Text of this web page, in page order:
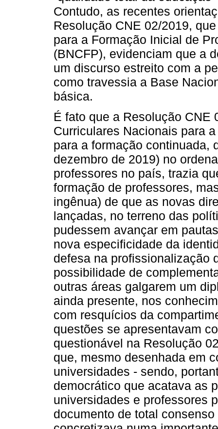
Contudo, as recentes
Resolução CNE 02/2019,
para a Formação Inicial de
(BNCFP), evidenciam que a
um discurso estreito com a
como travessia a Base
básica.
É fato que a Resolução CNE
Curriculares Nacionais para
para a formação continuada,
dezembro de 2019) no
professores no país, trazia
formação de professores,
ingênua) de que as novas
lançadas, no terreno das
pudessem avançar em
nova especificidade da
defesa na profissionalização
possibilidade de
outras áreas galgarem um
ainda presente, nos
com resquícios da
questões se apresentavam
questionável na Resolução
que, mesmo desenhada em
universidades - sendo,
democrático que acatava as
universidades e professores
documento de total